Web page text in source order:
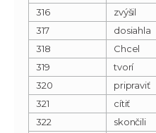
316
zvýšil
317
dosiahla
318
Chcel
319
tvorí
320
pripraviť
321
cítiť
322
skončili